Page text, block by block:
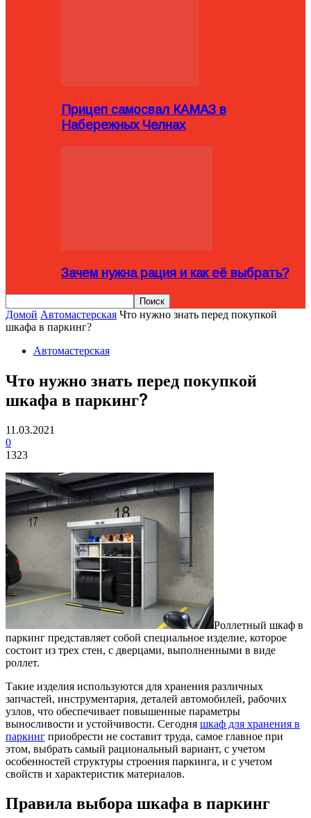
Прицеп самосвал КАМАЗ в
Набережных Челнах
Зачем нужна рация и как её выбрать?
Домой Автомастерская Что нужно знать перед покупкой
шкафа в паркинг?
Автомастерская
Что нужно знать перед покупкой
шкафа в паркинг?
11.03.2021
0
1323
Роллетный шкаф в
паркинг представляет собой специальное изделие, которое
состоит из трех стен, с дверцами, выполненными в виде
роллет.
Такие изделия используются для хранения различных
запчастей, инструментария, деталей автомобилей, рабочих
узлов, что обеспечивает повышенные параметры
выносливости и устойчивости. Сегодня шкаф для хранения в
паркинг приобрести не составит труда, самое главное при
этом, выбрать самый рациональный вариант, с учетом
особенностей структуры строения паркинга, и с учетом
свойств и характеристик материалов.
Правила выбора шкафа в паркинг